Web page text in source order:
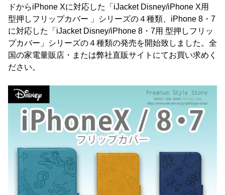
ドからiPhone Xに対応した「iJacket Disney/iPhone X用
型押しフリップカバー 」シリーズの４種類、iPhone 8・7
に対応した「iJacket Disney/iPhone 8・7用 型押しフリッ
プカバー」シリーズの４種類の発売を開始致しました。全
国の家電量販店・または弊社直販サイトにてお買い求めく
ださい。